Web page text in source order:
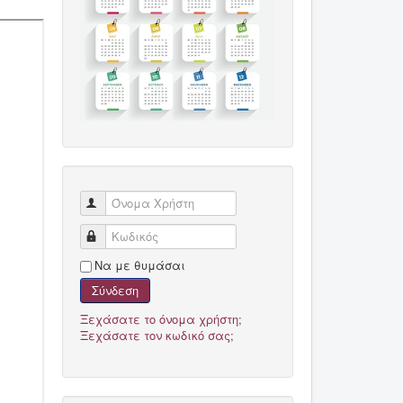
Όνομα Χρήστη
Κωδικός
Να με θυμάσαι
Σύνδεση
Ξεχάσατε το όνομα χρήστη;
Ξεχάσατε τον κωδικό σας;